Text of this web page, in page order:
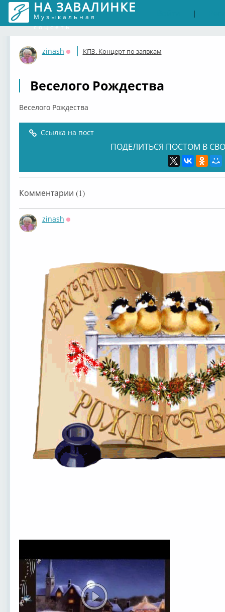
НА ЗАВАЛИНКЕ
Музыкальная
соцсеть
|
zinash
Оффлайн
КПЗ. Концерт по заявкам
Веселого Рождества
Веселого Рождества
Ссылка на пост
ПОДЕЛИТЬСЯ ПОСТОМ В
Комментарии (1)
zinash